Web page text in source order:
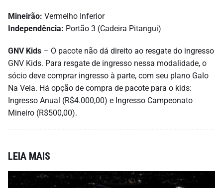
Mineirão: Vermelho Inferior
Independência: Portão 3 (Cadeira Pitangui)
GNV Kids – O pacote não dá direito ao resgate do ingresso
GNV Kids. Para resgate de ingresso nessa modalidade, o
sócio deve comprar ingresso à parte, com seu plano Galo
Na Veia. Há opção de compra de pacote para o kids:
Ingresso Anual (R$4.000,00) e Ingresso Campeonato
Mineiro (R$500,00).
LEIA MAIS